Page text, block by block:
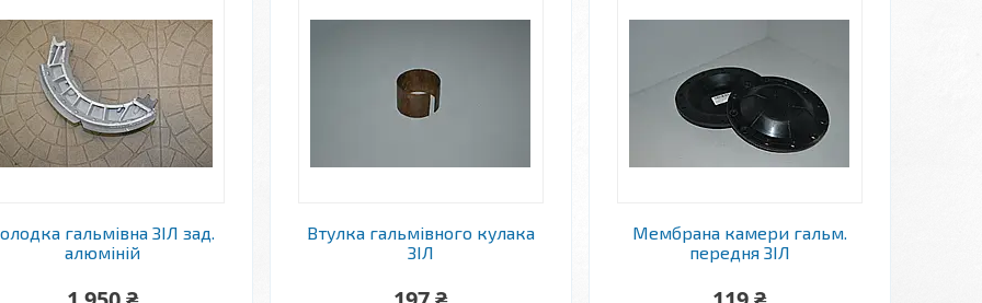
гальмівна ЗІЛ зад.
алюміній
Втулка гальмівного кулака
ЗІЛ
Мембрана камери гальм.
передня ЗІЛ